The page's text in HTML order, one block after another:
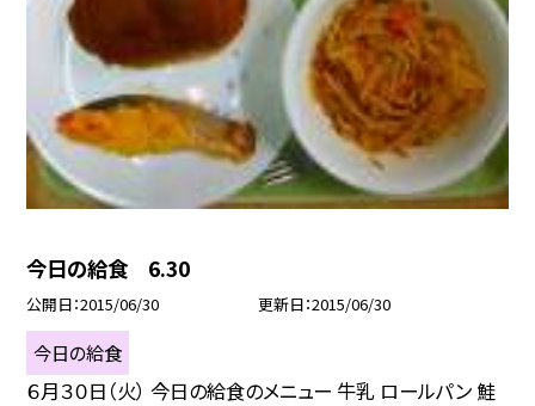
今日の給食 6.30
公開日 2015/06/30 更新日 2015/06/30
今日の給食
６月３０日（火） 今日の給食のメニュー 牛乳 ロールパン 鮭